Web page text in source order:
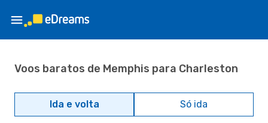
Voos baratos de Memphis para Charleston
Ida e volta Só ida